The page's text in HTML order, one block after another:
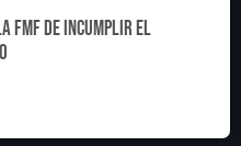
FMF de incumplir el